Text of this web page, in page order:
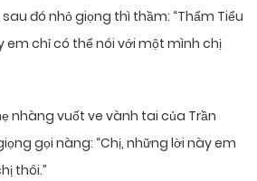
đó nhỏ giọng thì thầm: “Thẩm Tiểu
em chỉ có thể nói với một mình chị
nhàng vuốt ve vành tai của Trần
gọi nàng: “Chị, những lời này em
thôi.”